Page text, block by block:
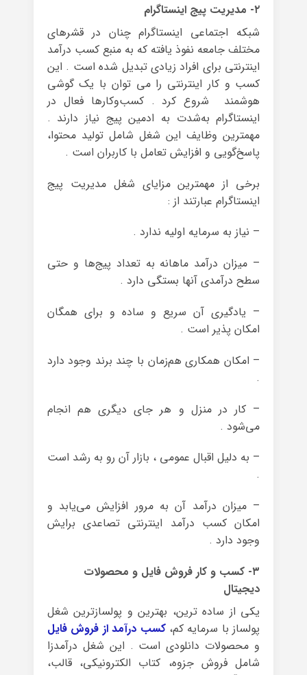
۲- مدیریت پیج اینستاگرام
شبکه اجتماعی اینستاگرام چنان در قشرهای
مختلف جامعه نفوذ یافته که به منبع کسب درآمد
اینترنتی برای افراد زیادی تبدیل شده است . این
کسب و کار اینترنتی را می توان با یک گوشی
هوشمند شروع کرد . کسب‌وکارها فعال در
اینستاگرام به‌شدت به ادمین پیج نیاز دارند .
مهمترین وظایف این شغل شامل تولید محتوا،
پاسخ‌گویی و افزایش تعامل با کاربران است .
برخی از مهمترین مزایای شغل مدیریت پیج
اینستاگرام عبارتند از :
– نیاز به سرمایه اولیه ندارد .
– میزان درآمد ماهانه به تعداد پیج‌ها و حتی
سطح درآمدی آنها بستگی دارد .
– یادگیری آن سریع و ساده و برای همگان
امکان پذیر است .
– امکان همکاری هم‌زمان با چند برند وجود دارد
.
– کار در منزل و هر جای دیگری هم انجام
می‌شود .
– به دلیل اقبال عمومی ، بازار آن رو به رشد است
.
– میزان درآمد آن به مرور افزایش می‌یابد و
امکان کسب درآمد اینترنتی تصاعدی برایش
وجود دارد .
۳- کسب و کار فروش فایل و محصولات
دیجیتال
یکی از ساده ترین، بهترین و پولسازترین شغل
پولساز با سرمایه کم،کسب درآمد از فروش فایل
و محصولات دانلودی است . این شغل درآمدزا
شامل فروش جزوه، کتاب الکترونیکی، قالب،